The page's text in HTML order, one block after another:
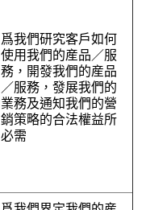
爲我們研究客戶如何
使用我們的産品／服
務，開發我們的産品
／服務，發展我們的
業務及通知我們的營
銷策略的合法權益所
必需